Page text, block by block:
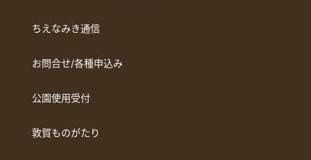
ちえなみき通信
お問合せ/各種申込み
公園使用受付
敦賀ものがたり